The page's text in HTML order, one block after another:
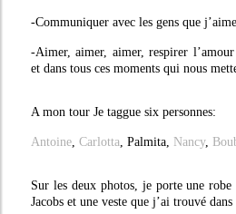
-Communiquer avec les gens que
-Aimer, aimer, aimer, respirer
et dans tous ces moments qui nous
A mon tour Je taggue six personnes:
Antoine, Carlotta, Palmita, Nancy,
Sur les deux photos, je porte une robe
Jacobs et une veste que j’ai trouvé